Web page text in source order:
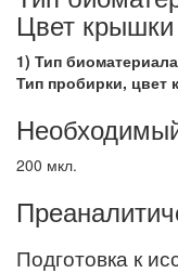
Цвет крышки
1) Тип
Тип пробирки, цвет
200 мкл.
Подготовка к